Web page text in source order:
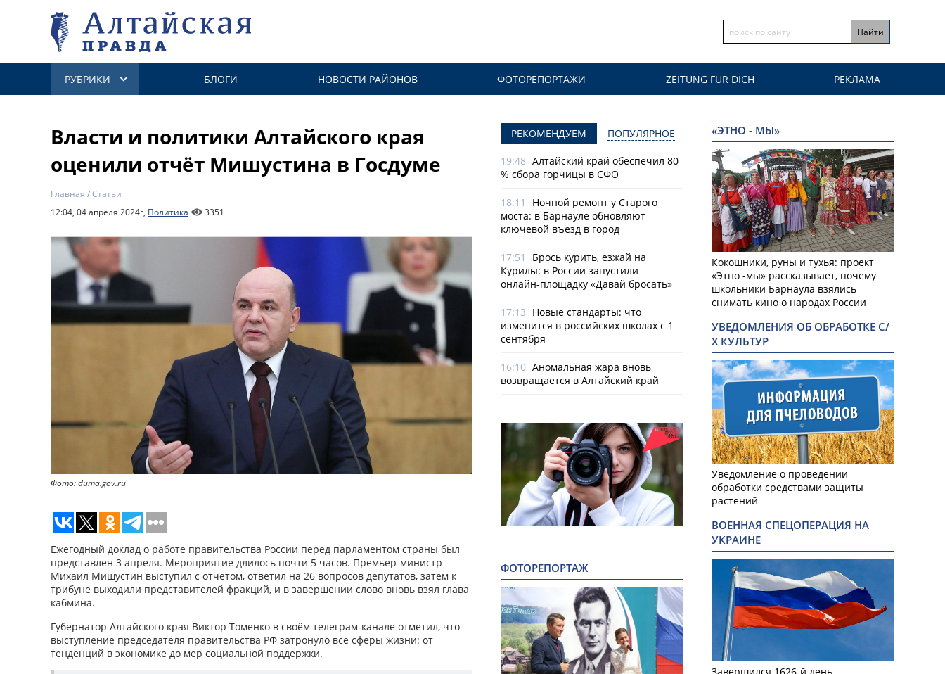
РУБРИКИ БЛОГИ НОВОСТИ РАЙОНОВ ФОТОРЕПОРТАЖИ ZEITUNG FÜR DICH РЕКЛАМА
Власти и политики Алтайского края
оценили отчёт Мишустина в Госдуме
Главная /Статьи
12:04, 04 апреля 2024г, Политика 3351
Фото: duma.gov.ru
Ежегодный доклад о работе правительства России перед парламентом страны был
представлен 3 апреля. Мероприятие длилось почти 5 часов. Премьер-министр
Михаил Мишустин выступил с отчётом, ответил на 26 вопросов депутатов, затем к
трибуне выходили представителей фракций, и в завершении слово вновь взял глава
кабмина.
Губернатор Алтайского края Виктор Томенко в своём телеграм-канале отметил, что
выступление председателя правительства РФ затронуло все сферы жизни: от
тенденций в экономике до мер социальной поддержки.
РЕКОМЕНДУЕМ ПОПУЛЯРНОЕ
19:48 Алтайский край обеспечил 80
% сбора горчицы в СФО
18:11
Ночной ремонт у Старого
моста: в Барнауле обновляют
ключевой въезд в город
17:51
Брось курить, езжай на
Курилы: в России запустили
онлайн-­площадку «Давай бросать»
17:13 Новые стандарты: что
изменится в российских школах с 1
сентября
16:10 Аномальная жара вновь
возвращается в Алтайский край
ФОТОРЕПОРТАЖ
«ЭТНО - МЫ»
Кокошники, руны и тухья: проект
«Этно -мы» рассказывает, почему
школьники Барнаула взялись
снимать кино о народах России
УВЕДОМЛЕНИЯ ОБ ОБРАБОТКЕ С/
Х КУЛЬТУР
Уведомление о проведении
обработки средствами защиты
растений
ВОЕННАЯ СПЕЦОПЕРАЦИЯ НА
УКРАИНЕ